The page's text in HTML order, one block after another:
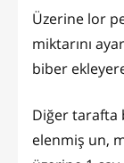
Üzerine lor
miktarını
biber
Diğer tarafta
elenmiş un,